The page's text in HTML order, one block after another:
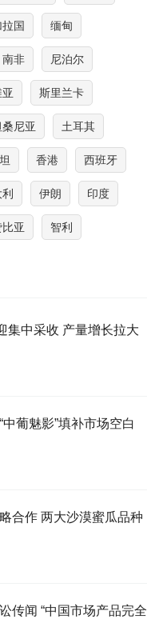
国 缅甸
南非 尼泊尔
斯里兰卡
桑尼亚 土耳其
香港 西班牙
伊朗 印度
比亚 智利
产量增长拉大
葡魅影”填补市场空白
合作 两大沙漠蜜瓜品种
产品完全